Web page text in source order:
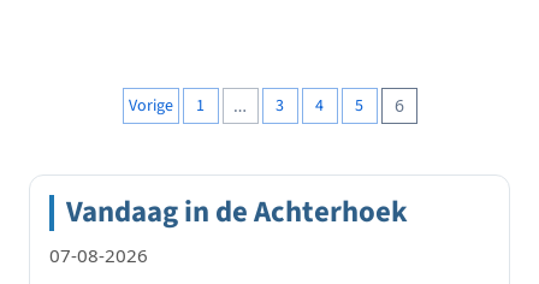
Berichten
Vorige 1 … 3 4 5 6
Vandaag in de Achterhoek
07-08-2026